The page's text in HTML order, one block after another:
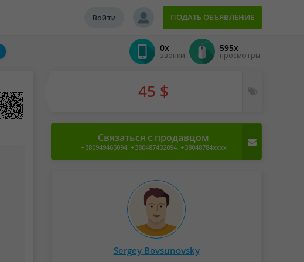
ПОДАТЬ ОБЪЯВЛЕНИЕ
Войти
0x
звонки
595x
просмотры
45 $
Связаться с продавцом
+380949465094, +380487432094, +38048784xxxx
Sergey Bovsunovsky